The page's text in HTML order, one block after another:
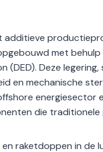
met
(DED). Deze
en mechanische
energiesector
die
raketdoppen in de